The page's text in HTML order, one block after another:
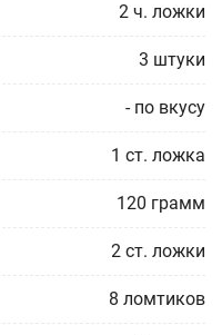
2 ч. ложки
3 штуки
- по вкусу
1 ст. ложка
120 грамм
2 ст. ложки
8 ломтиков